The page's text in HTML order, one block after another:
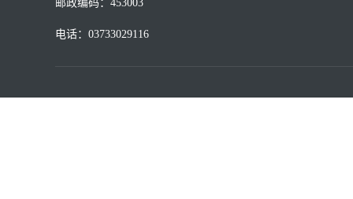
邮政编码：453003
电话：03733029116